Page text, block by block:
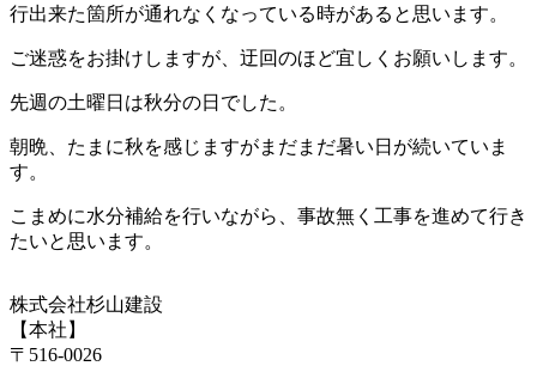
行出来た箇所が通れなくなっている時があると思います。
ご迷惑をお掛けしますが、迂回のほど宜しくお願いします。
先週の土曜日は秋分の日でした。
朝晩、たまに秋を感じますがまだまだ暑い日が続いていま
す。
こまめに水分補給を行いながら、事故無く工事を進めて行き
たいと思います。
株式会社杉山建設
【本社】
〒516-0026